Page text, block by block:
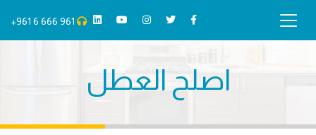
+961 6 666 961
اصلح العطل
01 02 03